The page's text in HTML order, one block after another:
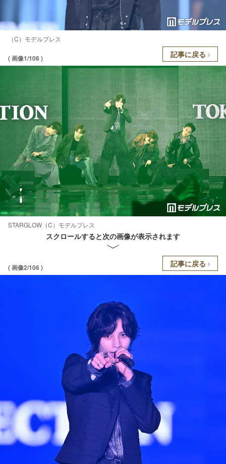
（C）モデルプレス
( 画像1/106 ) 記事に戻る
STARGLOW（C）モデルプレス
スクロールすると次の画像が表示されます
( 画像2/106 ) 記事に戻る